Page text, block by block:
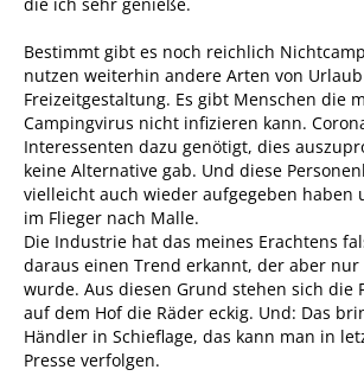
Bestimmt gibt es noch reichlich
nutzen weiterhin andere Arten von
Freizeitgestaltung. Es gibt Menschen die
Campingvirus nicht infizieren kann.
Interessenten dazu genötigt, dies
keine Alternative gab. Und diese
vielleicht auch wieder aufgegeben haben
im Flieger nach Malle.
Die Industrie hat das meines Erachtens
daraus einen Trend erkannt, der aber
wurde. Aus diesen Grund stehen sich die
auf dem Hof die Räder eckig. Und: Das
Händler in Schieflage, das kann man in
Presse verfolgen.